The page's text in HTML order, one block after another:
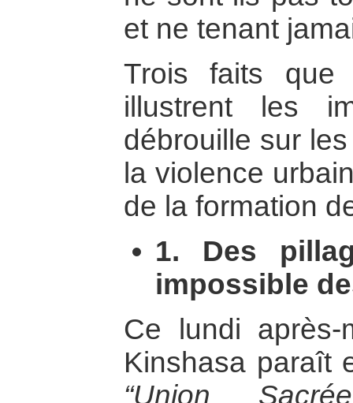
et ne tenant
Trois faits que
illustrent les
débrouille sur
la violence
de la formation
1. Des
impossible
Ce lundi
Kinshasa paraît
“Union